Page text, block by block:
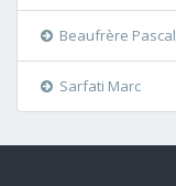
Beaufrère Pascal
Sarfati Marc